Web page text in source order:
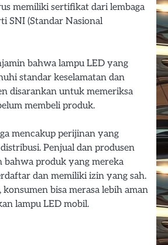
memiliki sertifikat dari lembaga
SNI (Standar Nasional
bahwa lampu LED yang
standar keselamatan dan
disarankan untuk memeriksa
membeli produk.
mencakup perijinan yang
Penjual dan produsen
bahwa produk yang mereka
dan memiliki izin yang sah.
bisa merasa lebih aman
lampu LED mobil.